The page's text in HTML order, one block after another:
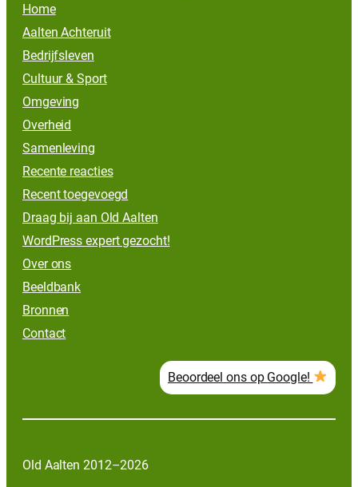
Home
Aalten Achteruit
Bedrijfsleven
Cultuur & Sport
Omgeving
Overheid
Samenleving
Recente reacties
Recent toegevoegd
Draag bij aan Old Aalten
WordPress expert gezocht!
Over ons
Beeldbank
Bronnen
Contact
Beoordeel ons op Google!
Old Aalten 2012–2026